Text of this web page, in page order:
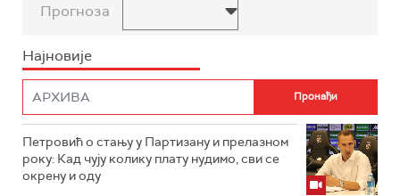
Прогноза
Најновије
Петровић о стању у Партизану и прелазном
року: Кад чују колику плату нудимо, сви се
окрену и оду